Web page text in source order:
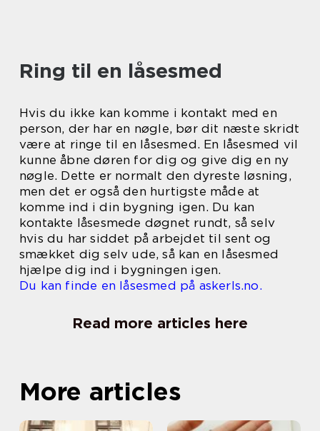
Ring til en låsesmed
Hvis du ikke kan komme i kontakt med en
person, der har en nøgle, bør dit næste skridt
være at ringe til en låsesmed. En låsesmed vil
kunne åbne døren for dig og give dig en ny
nøgle. Dette er normalt den dyreste løsning,
men det er også den hurtigste måde at
komme ind i din bygning igen. Du kan
kontakte låsesmede døgnet rundt, så selv
hvis du har siddet på arbejdet til sent og
smækket dig selv ude, så kan en låsesmed
hjælpe dig ind i bygningen igen.
Du kan finde en låsesmed på askerls.no.
Read more articles here
More articles